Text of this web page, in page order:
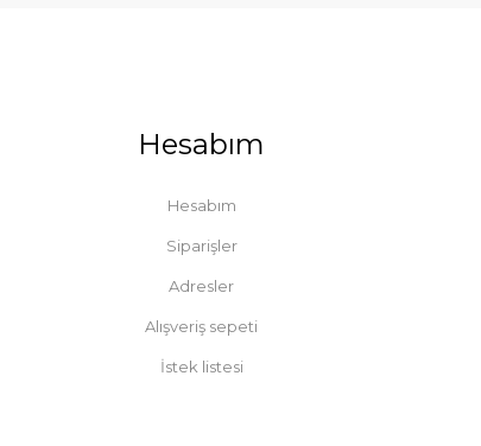
Hesabım
Hesabım
Siparişler
Adresler
Alışveriş sepeti
İstek listesi